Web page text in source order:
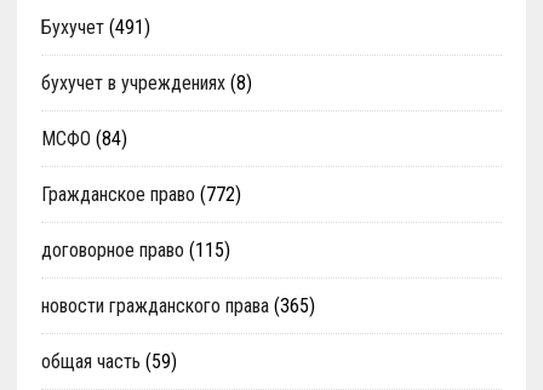
Бухучет(491)
бухучет в учреждениях(8)
МСФО (84)
Гражданское право (772)
договорное право (115)
новости гражданского права(365)
общая часть (59)